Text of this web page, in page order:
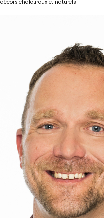
décors chaleureux et naturels